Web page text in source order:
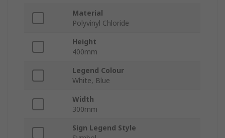
Material
Polyvinyl Chloride
Height
400mm
Legend Colour
White, Blue
Width
300mm
Sign Legend Style